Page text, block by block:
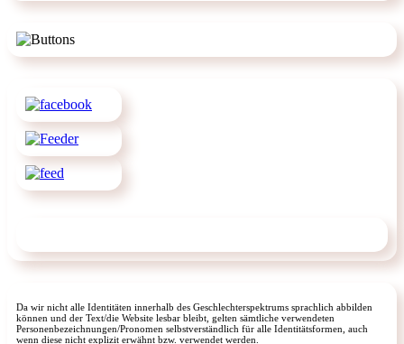
Da wir nicht alle Identitäten innerhalb des Geschlechterspektrums sprachlich abbilden
können und der Text/die Website lesbar bleibt, gelten sämtliche verwendeten
Personenbezeichnungen/Pronomen selbstverständlich für alle Identitätsformen, auch
wenn diese nicht explizit erwähnt bzw. verwendet werden.